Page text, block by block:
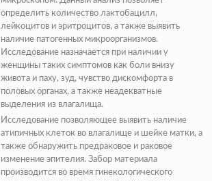
определить количество лактобацилл,
лейкоцитов и эритроцитов, а также выявить
наличие патогенных микроорганизмов.
Исследование назначается при наличии у
женщины таких симптомов как боли внизу
живота и паху, зуд, чувство дискомфорта в
половых органах, а также неадекватные
выделения из влагалища.
Исследование позволяющее выявить наличие
атипичных клеток во влагалище и шейке матки, а
также обнаружить предраковое и раковое
изменение эпителия. Забор материала
производится во время гинекологического